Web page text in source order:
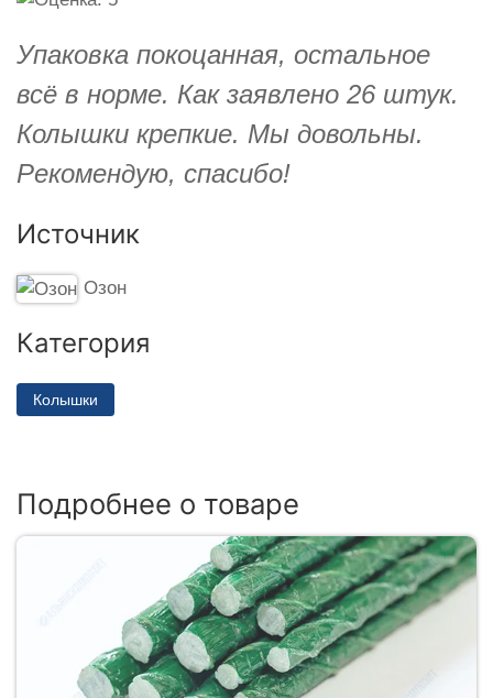
Упаковка покоцанная, остальное
всё в норме. Как заявлено 26 штук.
Колышки крепкие. Мы довольны.
Рекомендую, спасибо!
Источник
Озон
Категория
Колышки
Подробнее о товаре